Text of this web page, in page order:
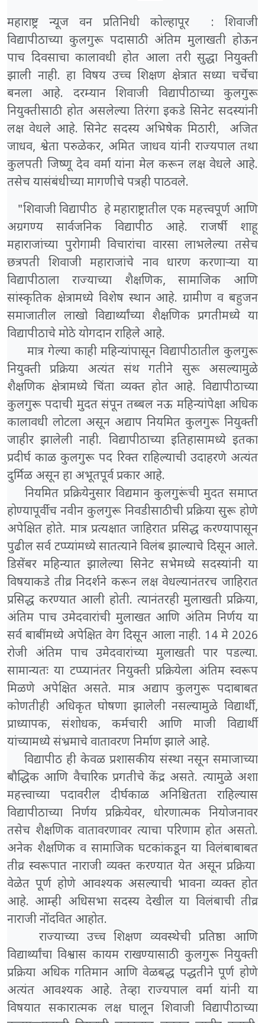
महाराष्ट्र न्यूज वन प्रतिनिधी कोल्हापूर : शिवाजी
विद्यापीठाच्या कुलगुरू पदासाठी अंतिम मुलाखती होऊन
पाच दिवसाचा कालावधी होत आला तरी सुद्धा नियुक्ती
झाली नाही. हा विषय उच्च शिक्षण क्षेत्रात सध्या चर्चेचा
बनला आहे. दरम्यान शिवाजी विद्यापीठाच्या कुलगुरू
नियुक्तीसाठी होत असलेल्या तिरंगा इकडे सिनेट सदस्यांनी
लक्ष वेधले आहे. सिनेट सदस्य अभिषेक मिठारी, अजित
जाधव, श्वेता परुळेकर, अमित जाधव यांनी राज्यपाल तथा
कुलपती जिष्णू देव वर्मा यांना मेल करून लक्ष वेधले आहे.
तसेच यासंबंधीच्या मागणीचे पत्रही पाठवले.
"शिवाजी विद्यापीठ हे महाराष्ट्रातील एक महत्त्वपूर्ण आणि
अग्रगण्य सार्वजनिक विद्यापीठ आहे. राजर्षी शाहू
महाराजांच्या पुरोगामी विचारांचा वारसा लाभलेल्या तसेच
छत्रपती शिवाजी महाराजांचे नाव धारण करणाऱ्या या
विद्यापीठाला राज्याच्या शैक्षणिक, सामाजिक आणि
सांस्कृतिक क्षेत्रामध्ये विशेष स्थान आहे. ग्रामीण व बहुजन
समाजातील लाखो विद्यार्थ्यांच्या शैक्षणिक प्रगतीमध्ये या
विद्यापीठाचे मोठे योगदान राहिले आहे.
मात्र गेल्या काही महिन्यांपासून विद्यापीठातील कुलगुरू
नियुक्ती प्रक्रिया अत्यंत संथ गतीने सुरू असल्यामुळे
शैक्षणिक क्षेत्रामध्ये चिंता व्यक्त होत आहे. विद्यापीठाच्या
कुलगुरू पदाची मुदत संपून तब्बल नऊ महिन्यांपेक्षा अधिक
कालावधी लोटला असून अद्याप नियमित कुलगुरू नियुक्ती
जाहीर झालेली नाही. विद्यापीठाच्या इतिहासामध्ये इतका
प्रदीर्घ काळ कुलगुरू पद रिक्त राहिल्याची उदाहरणे अत्यंत
दुर्मिळ असून हा अभूतपूर्व प्रकार आहे.
नियमित प्रक्रियेनुसार विद्यमान कुलगुरूंची मुदत समाप्त
होण्यापूर्वीच नवीन कुलगुरू निवडीसाठीची प्रक्रिया सुरू होणे
अपेक्षित होते. मात्र प्रत्यक्षात जाहिरात प्रसिद्ध करण्यापासून
पुढील सर्व टप्प्यांमध्ये सातत्याने विलंब झाल्याचे दिसून आले.
डिसेंबर महिन्यात झालेल्या सिनेट सभेमध्ये सदस्यांनी या
विषयाकडे तीव्र निदर्शने करून लक्ष वेधल्यानंतरच जाहिरात
प्रसिद्ध करण्यात आली होती. त्यानंतरही मुलाखती प्रक्रिया,
अंतिम पाच उमेदवारांची मुलाखत आणि अंतिम निर्णय या
सर्व बाबींमध्ये अपेक्षित वेग दिसून आला नाही. 14 मे 2026
रोजी अंतिम पाच उमेदवारांच्या मुलाखती पार पडल्या.
सामान्यतः या टप्प्यानंतर नियुक्ती प्रक्रियेला अंतिम स्वरूप
मिळणे अपेक्षित असते. मात्र अद्याप कुलगुरू पदाबाबत
कोणतीही अधिकृत घोषणा झालेली नसल्यामुळे विद्यार्थी,
प्राध्यापक, संशोधक, कर्मचारी आणि माजी विद्यार्थी
यांच्यामध्ये संभ्रमाचे वातावरण निर्माण झाले आहे.
विद्यापीठ ही केवळ प्रशासकीय संस्था नसून समाजाच्या
बौद्धिक आणि वैचारिक प्रगतीचे केंद्र असते. त्यामुळे अशा
महत्त्वाच्या पदावरील दीर्घकाळ अनिश्चितता राहिल्यास
विद्यापीठाच्या निर्णय प्रक्रियेवर, धोरणात्मक नियोजनावर
तसेच शैक्षणिक वातावरणावर त्याचा परिणाम होत असतो.
अनेक शैक्षणिक व सामाजिक घटकांकडून या विलंबाबाबत
तीव्र स्वरूपात नाराजी व्यक्त करण्यात येत असून प्रक्रिया
वेळेत पूर्ण होणे आवश्यक असल्याची भावना व्यक्त होत
आहे. आम्ही अधिसभा सदस्य देखील या विलंबाची तीव्र
नाराजी नोंदवित आहोत.
राज्याच्या उच्च शिक्षण व्यवस्थेची प्रतिष्ठा आणि
विद्यार्थ्यांचा विश्वास कायम राखण्यासाठी कुलगुरू नियुक्ती
प्रक्रिया अधिक गतिमान आणि वेळबद्ध पद्धतीने पूर्ण होणे
अत्यंत आवश्यक आहे. तेव्हा राज्यपाल वर्मा यांनी या
विषयात सकारात्मक लक्ष घालून शिवाजी विद्यापीठाच्या